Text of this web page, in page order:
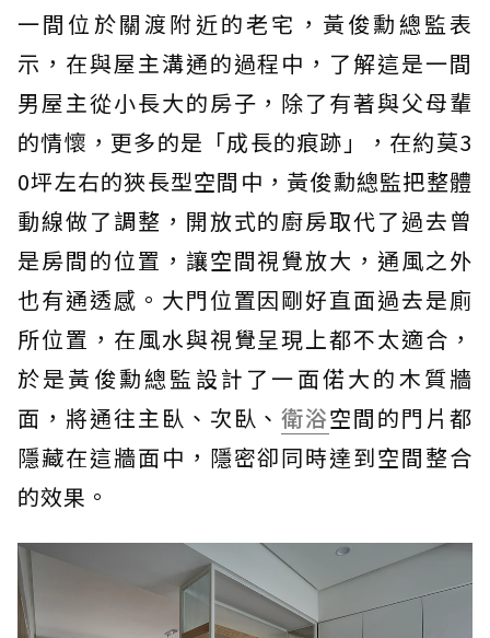
一間位於關渡附近的老宅，黃俊勳總監表
示，在與屋主溝通的過程中，了解這是一間
男屋主從小長大的房子，除了有著與父母輩
的情懷，更多的是「成長的痕跡」，在約莫3
0坪左右的狹長型空間中，黃俊勳總監把整體
動線做了調整，開放式的廚房取代了過去曾
是房間的位置，讓空間視覺放大，通風之外
也有通透感。大門位置因剛好直面過去是廁
所位置，在風水與視覺呈現上都不太適合，
於是黃俊勳總監設計了一面偌大的木質牆
面，將通往主臥、次臥、衛浴空間的門片都
隱藏在這牆面中，隱密卻同時達到空間整合
的效果。